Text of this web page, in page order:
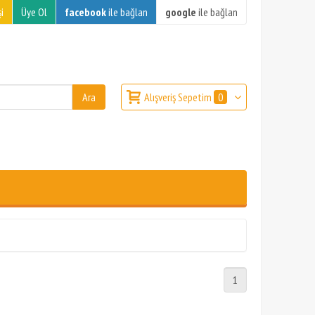
Üye Ol facebookile bağlan google ile bağlan
Alışveriş Sepetim 0
1